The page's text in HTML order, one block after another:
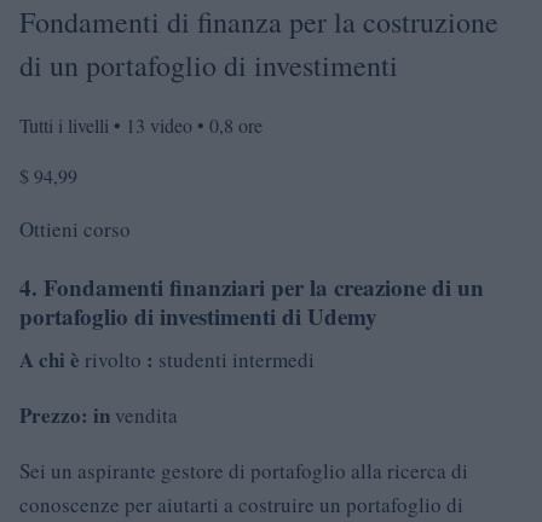
Fondamenti di finanza per la costruzione
di un portafoglio di investimenti
Tutti i livelli • 13 video • 0,8 ore
$ 94,99
Ottieni corso
4. Fondamenti finanziari per la creazione di un
portafoglio di investimenti di Udemy
A chi è rivolto : studenti intermedi
Prezzo: in vendita
Sei un aspirante gestore di portafoglio alla ricerca di
conoscenze per aiutarti a costruire un portafoglio di